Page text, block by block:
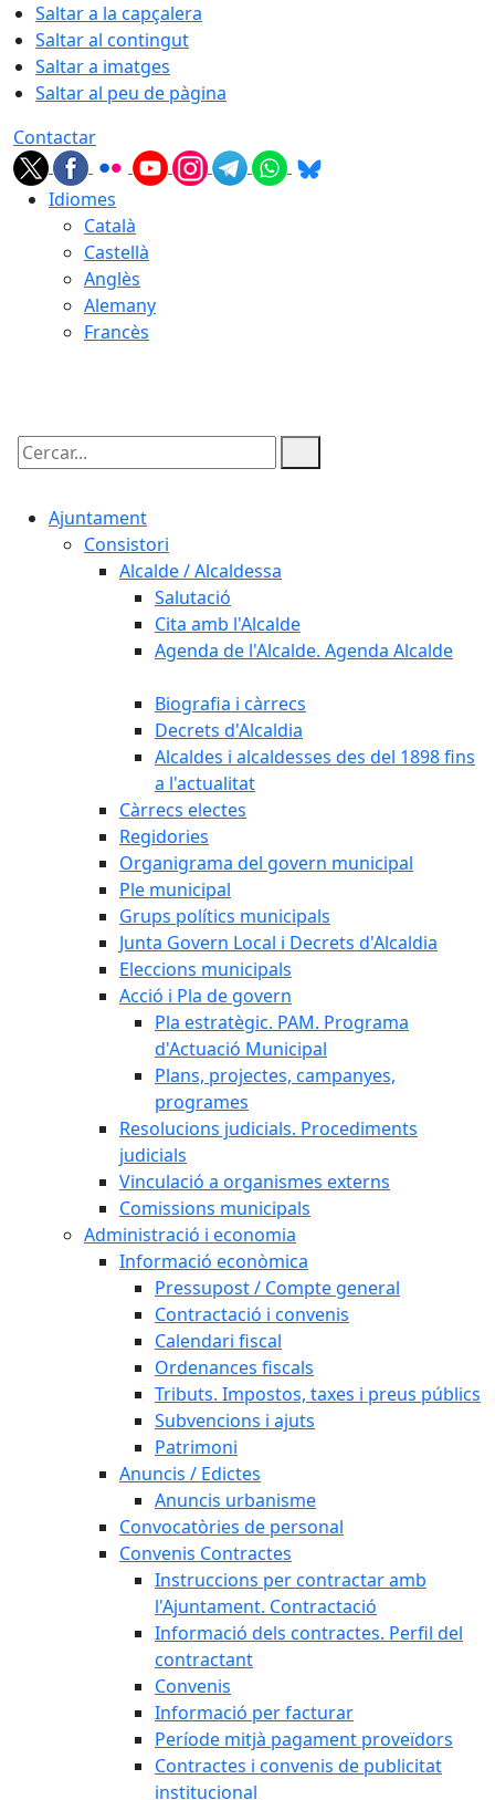
Saltar a la capçalera
Saltar al contingut
Saltar a imatges
Saltar al peu de pàgina
Contactar
Idiomes
Català
Castellà
Anglès
Alemany
Francès
Cercar:
Ajuntament
Consistori
Alcalde / Alcaldessa
Salutació
Cita amb l'Alcalde
Agenda de l'Alcalde. Agenda Alcalde
Biografia i càrrecs
Decrets d'Alcaldia
Alcaldes i alcaldesses des del 1898 fins
a l'actualitat
Càrrecs electes
Regidories
Organigrama del govern municipal
Ple municipal
Grups polítics municipals
Junta Govern Local i Decrets d'Alcaldia
Eleccions municipals
Acció i Pla de govern
Pla estratègic. PAM. Programa
d'Actuació Municipal
Plans, projectes, campanyes,
programes
Resolucions judicials. Procediments
judicials
Vinculació a organismes externs
Comissions municipals
Administració i economia
Informació econòmica
Pressupost / Compte general
Contractació i convenis
Calendari fiscal
Ordenances fiscals
Tributs. Impostos, taxes i preus públics
Subvencions i ajuts
Patrimoni
Anuncis / Edictes
Anuncis urbanisme
Convocatòries de personal
Convenis Contractes
Instruccions per contractar amb
l'Ajuntament. Contractació
Informació dels contractes. Perfil del
contractant
Convenis
Informació per facturar
Període mitjà pagament proveïdors
Contractes i convenis de publicitat
institucional